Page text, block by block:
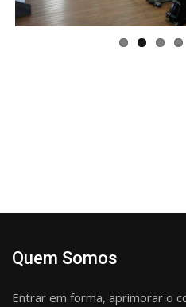
Quem Somos
Entrar em forma, aprimorar o